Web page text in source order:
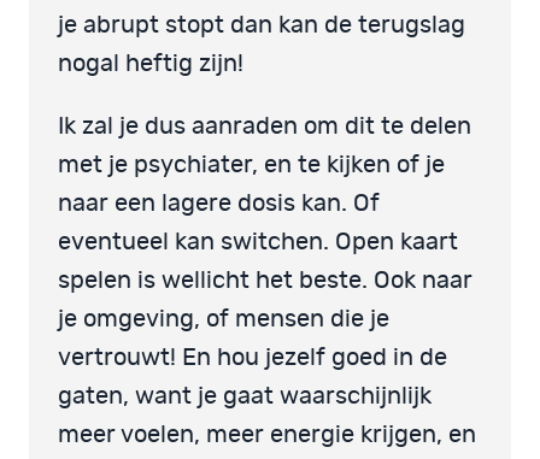
je abrupt stopt dan kan de terugslag
nogal heftig zijn!
Ik zal je dus aanraden om dit te delen
met je psychiater, en te kijken of je
naar een lagere dosis kan. Of
eventueel kan switchen. Open kaart
spelen is wellicht het beste. Ook naar
je omgeving, of mensen die je
vertrouwt! En hou jezelf goed in de
gaten, want je gaat waarschijnlijk
meer voelen, meer energie krijgen, en